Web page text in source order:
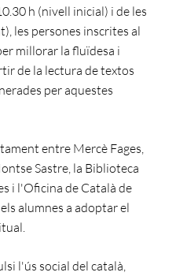
h (nivell inicial) i de les
les persones inscrites al
millorar la fluïdesa i
de la lectura de textos
per aquestes
entre Mercè Fages,
Sastre, la Biblioteca
i l'Oficina de Català de
alumnes a adoptar el
l'ús social del català,